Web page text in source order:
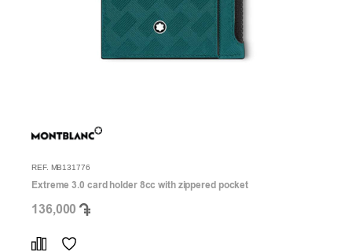
REF. MB131776
Extreme 3.0 card holder 8cc with zippered pocket
136,000